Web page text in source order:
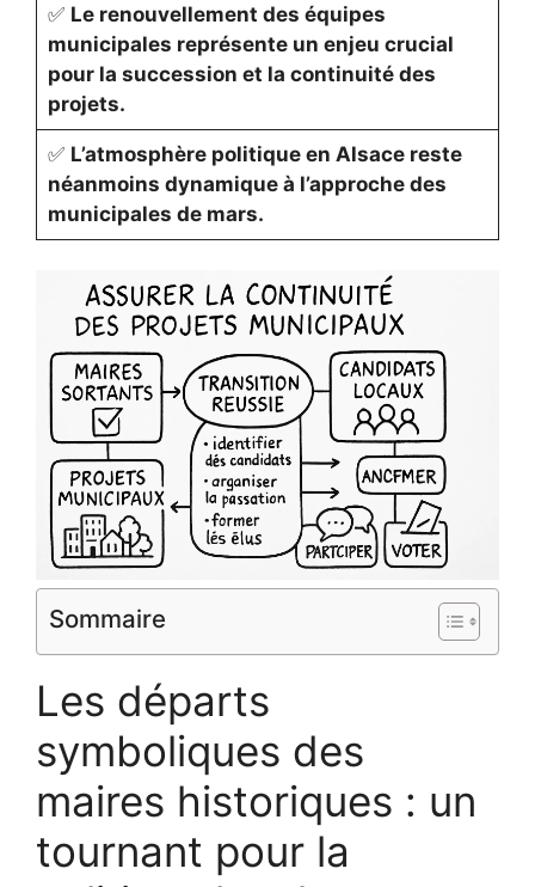
✅ Le renouvellement des équipes
municipales représente un enjeu crucial
pour la succession et la continuité des
projets.
✅ L’atmosphère politique en Alsace reste
néanmoins dynamique à l’approche des
municipales de mars.
Sommaire
Les départs
symboliques des
maires historiques : un
tournant pour la